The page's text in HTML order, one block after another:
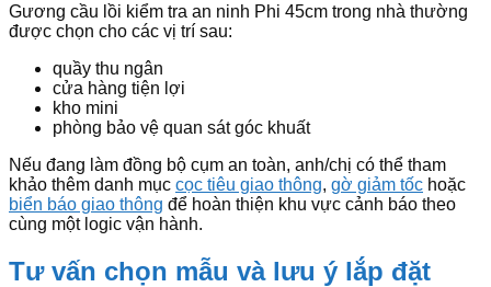
Gương cầu lồi kiểm tra an ninh Phi 45cm trong nhà thường
được chọn cho các vị trí sau:
quầy thu ngân
cửa hàng tiện lợi
kho mini
phòng bảo vệ quan sát góc khuất
Nếu đang làm đồng bộ cụm an toàn, anh/chị có thể tham
khảo thêm danh mục cọc tiêu giao thông, gờ giảm tốc hoặc
biển báo giao thông để hoàn thiện khu vực cảnh báo theo
cùng một logic vận hành.
Tư vấn chọn mẫu và lưu ý lắp đặt